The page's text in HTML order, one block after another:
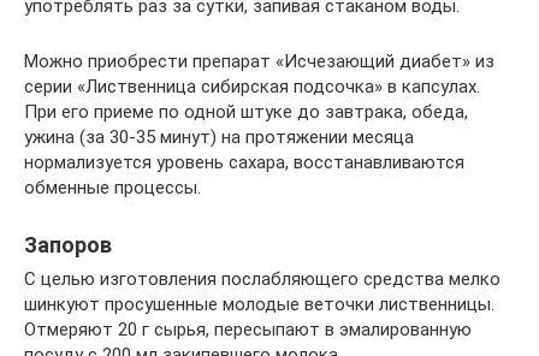
употреблять раз за сутки, запивая стаканом воды.
Можно приобрести препарат «Исчезающий диабет» из
серии «Лиственница сибирская подсочка» в капсулах.
При его приеме по одной штуке до завтрака, обеда,
ужина (за 30-35 минут) на протяжении месяца
нормализуется уровень сахара, восстанавливаются
обменные процессы.
Запоров
С целью изготовления послабляющего средства мелко
шинкуют просушенные молодые веточки лиственницы.
Отмеряют 20 г сырья, пересыпают в эмалированную